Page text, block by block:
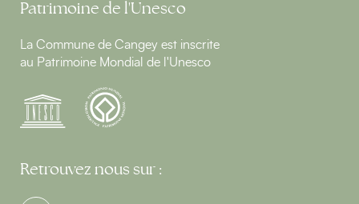
Patrimoine de l'Unesco
La Commune de Cangey est inscrite
au Patrimoine Mondial de l'Unesco
Retrouvez nous sur :